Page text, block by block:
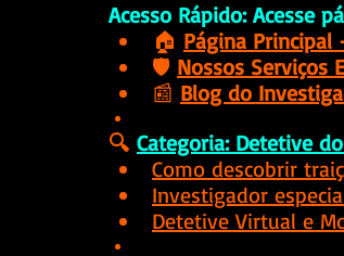
Acesso Rápido: Acesse
🏠 Página Principal
🛡️ Nossos Serviços
📰 Blog do
🔍 Categoria: Detetive
Como descobrir
Investigador
Detetive Virtual e